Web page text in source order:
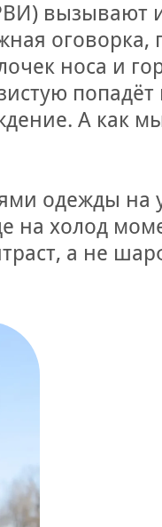
вызывают
носа и
попадёт
А как
одежды
на холод
а не